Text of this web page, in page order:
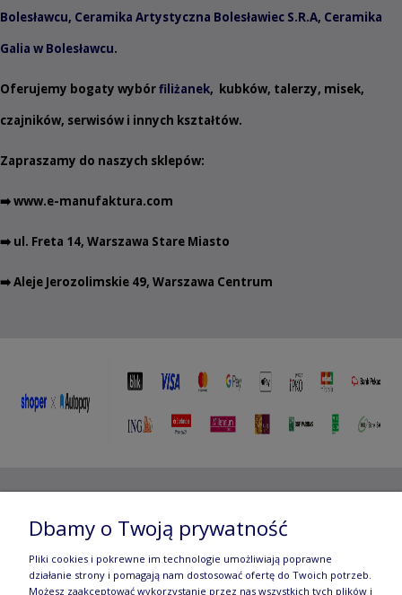
Bolesławcu, Ceramika Artystyczna Bolesławiec S.R.A, Ceramika
Galia w Bolesławcu.
Oferujemy bogaty wybórfiliżanek, kubków, talerzy, misek,
czajników, serwisów i innych kształtów.
Zapraszamy do naszych sklepów:
➡️www.e-manufaktura.com
➡️ ul. Freta 14, Warszawa Stare Miasto
➡️ Aleje Jerozolimskie 49, Warszawa Centrum
Jerozolimskie 49, 00-696 Warszawa | e-mail:
manufaktura.com|
Dbamy o Twoją prywatność
Pliki cookies i pokrewne im technologie umożliwiają poprawne
działanie strony i pomagają nam dostosować ofertę do Twoich potrzeb.
Możesz zaakceptować wykorzystanie przez nas wszystkich tych plików i